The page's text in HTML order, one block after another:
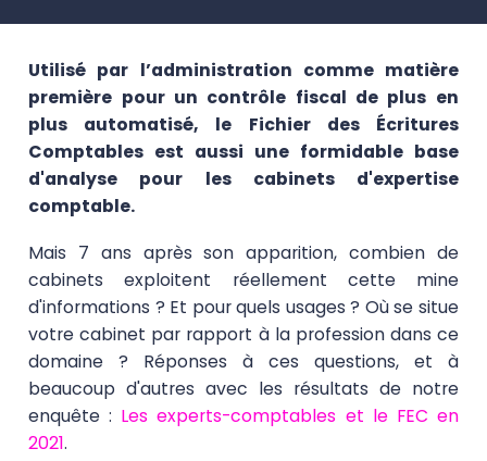
Utilisé par l’administration comme matière
première pour un contrôle fiscal de plus en
plus automatisé, le Fichier des Écritures
Comptables est aussi une formidable base
d'analyse pour les cabinets d'expertise
comptable.
Mais 7 ans après son apparition, combien de
cabinets exploitent réellement cette mine
d'informations ? Et pour quels usages ? Où se situe
votre cabinet par rapport à la profession dans ce
domaine ? Réponses à ces questions, et à
beaucoup d'autres avec les résultats de notre
enquête : Les experts-comptables et le FEC en
2021.